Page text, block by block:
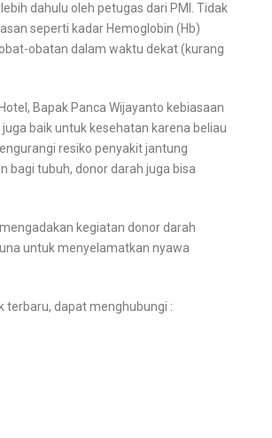
dahulu oleh petugas dari PMI. Tidak
seperti kadar Hemoglobin (Hb)
obatan dalam waktu dekat (kurang
Bapak Panca Wijayanto kebiasaan
baik untuk kesehatan karena beliau
resiko penyakit jantung
bagi tubuh, donor darah juga bisa
kegiatan donor darah
untuk menyelamatkan nyawa
terbaru, dapat menghubungi :